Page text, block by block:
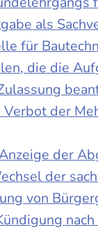
als
für
die die
der
der
der
von